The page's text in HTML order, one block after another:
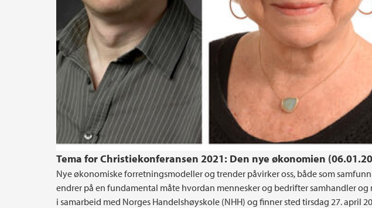
Tema for Christiekonferansen 2021: Den nye økonomien
Nye økonomiske forretningsmodeller og trender påvirker oss, både som
endrer på en fundamental måte hvordan mennesker og bedrifter samhandler og
i samarbeid med Norges Handelshøyskole (NHH) og finner sted tirsdag 27. april